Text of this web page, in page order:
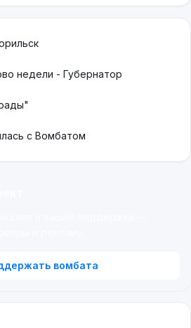
недели - Губернатор
с Вомбатом
вомбата